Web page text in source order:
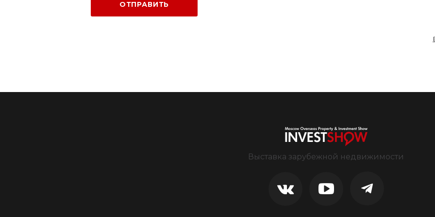
ОТПРАВИТЬ
Выставка зарубежной недвижимости